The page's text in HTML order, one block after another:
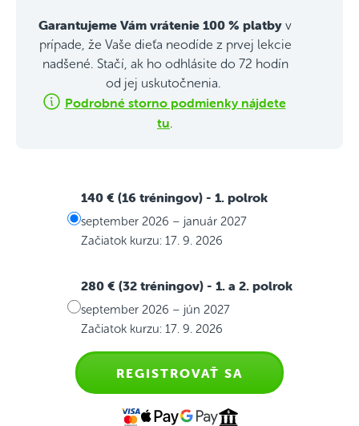
Garantujeme Vám vrátenie 100 % platby v
prípade, že Vaše dieťa neodíde z prvej lekcie
nadšené. Stačí, ak ho odhlásite do 72 hodín
od jej uskutočnenia.
Podrobné storno podmienky nájdete
tu.
140 € (16 tréningov) - 1. polrok
september 2026 – január 2027
Začiatok kurzu: 17. 9. 2026
280 € (32 tréningov) - 1. a 2. polrok
september 2026 – jún 2027
Začiatok kurzu: 17. 9. 2026
REGISTROVAŤ SA